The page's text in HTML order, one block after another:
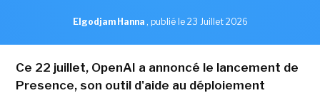
Elgodjam Hanna , publié le 23 Juillet 2026
Ce 22 juillet, OpenAI a annoncé le lancement de
Presence, son outil d'aide au déploiement